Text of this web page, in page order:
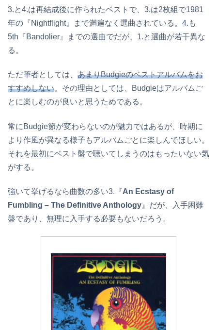
3.と4.は再結成後に作られたベストで、3.は2枚組で1981
年の『Nightflight』まで満遍なく選曲されている。4.も
5th『Bandolier』までの選曲でだが、1.と選曲が若干異な
る。
ただ筆者としては、 あまりBudgieのベストアルバムをお
すすめしない。その理由としては、Budgieはアルバムご
とに楽しむのが良いと思うためである。
常にBudgie節が変わらないのが魅力ではあるが、時期に
より作風が異なる様子もアルバムごとに楽しんでほしい。
それを最初にベスト盤で聴いてしまうのはもったいない気
がする。
強いて挙げるなら曲数の多い3.『An Ecstasy of
Fumbling – The Definitive Anthology 』だが、入手困難
盤であり、無理に入手する必要もないだろう。